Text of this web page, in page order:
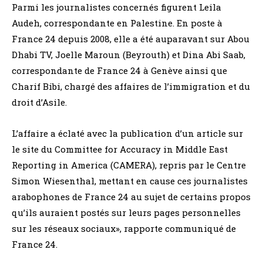
Parmi les journalistes concernés figurent Leila
Audeh, correspondante en Palestine. En poste à
France 24 depuis 2008, elle a été auparavant sur Abou
Dhabi TV, Joelle Maroun (Beyrouth) et Dina Abi Saab,
correspondante de France 24 à Genève ainsi que
Charif Bibi, chargé des affaires de l’immigration et du
droit d’Asile.
L’affaire a éclaté avec la publication d’un article sur
le site du Committee for Accuracy in Middle East
Reporting in America (CAMERA), repris par le Centre
Simon Wiesenthal, mettant en cause ces journalistes
arabophones de France 24 au sujet de certains propos
qu’ils auraient postés sur leurs pages personnelles
sur les réseaux sociaux», rapporte communiqué de
France 24.